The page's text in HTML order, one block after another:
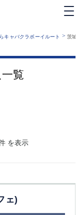
キャバクラボーイルート > 茨城
覧
を表示
ェ)